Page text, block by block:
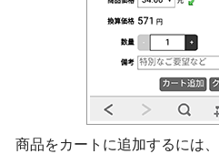
商品をカートに追加するには